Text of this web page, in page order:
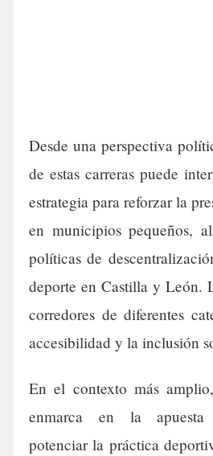
Desde una perspectiva
de estas carreras puede
estrategia para reforzar la
en municipios pequeños,
políticas de
deporte en Castilla y León.
corredores de diferentes
accesibilidad y la inclusión
En el contexto más
enmarca en la apuesta
potenciar la práctica